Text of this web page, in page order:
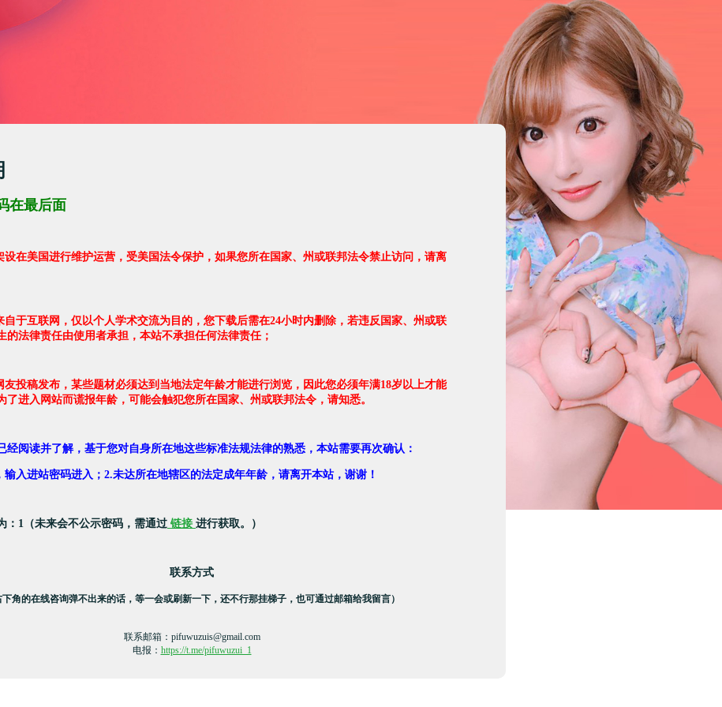
在最后面
设在美国进行维护运营，受美国法令保护，如果您所在国家、州或联邦法令禁止访问，请离
自于互联网，仅以个人学术交流为目的，您下载后需在24小时内删除，若违反国家、州或联
的法律责任由使用者承担，本站不承担任何法律责任；
友投稿发布，某些题材必须达到当地法定年龄才能进行浏览，因此您必须年满18岁以上才能
了进入网站而谎报年龄，可能会触犯您所在国家、州或联邦法令，请知悉。
经阅读并了解，基于您对自身所在地这些标准法规法律的熟悉，本站需要再次确认：
输入进站密码进入；2.未达所在地辖区的法定成年年龄，请离开本站，谢谢！
：1（未来会不公示密码，需通过 链接 进行获取。）
联系方式
下角的在线咨询弹不出来的话，等一会或刷新一下，还不行那挂梯子，也可通过邮箱给我留言）
联系邮箱： pifuwuzuis@gmail.com
电报： https://t.me/pifuwuzui_1